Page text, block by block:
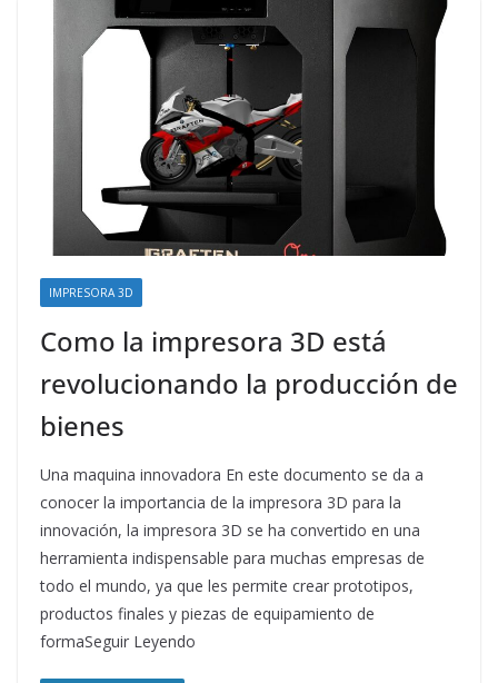
IMPRESORA 3D
Como la impresora 3D está
revolucionando la producción de
bienes
Una maquina innovadora En este documento se da a
conocer la importancia de la impresora 3D para la
innovación, la impresora 3D se ha convertido en una
herramienta indispensable para muchas empresas de
todo el mundo, ya que les permite crear prototipos,
productos finales y piezas de equipamiento de
formaSeguir Leyendo